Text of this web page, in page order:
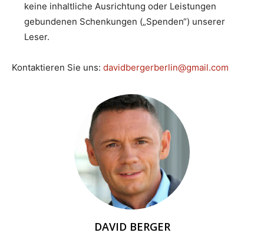
keine inhaltliche Ausrichtung oder Leistungen
gebundenen Schenkungen („Spenden“) unserer
Leser.
Kontaktieren Sie uns: davidbergerberlin@gmail.com
DAVID BERGER